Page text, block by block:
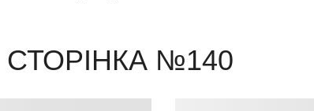
СТОРІНКА №140